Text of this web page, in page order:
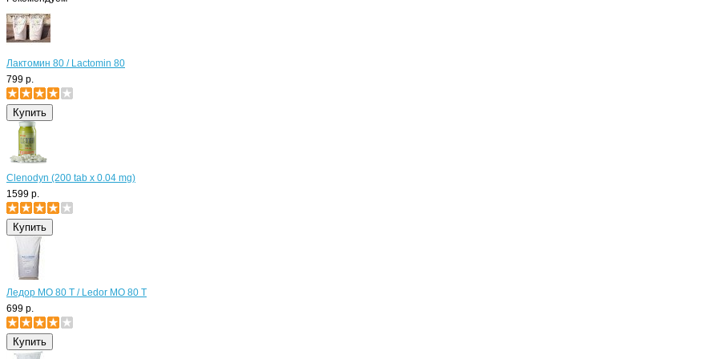
Лактомин 80 / Lactomin 80
799 р.
Clenodyn (200 tab x 0.04 mg)
1599 р.
Ледор МО 80 Т / Ledor MO 80 T
699 р.